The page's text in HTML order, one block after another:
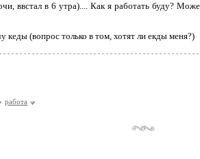
ввстал в 6 утра).... Как я работать буду?
кеды (вопрос только в том, хотят ли екды меня?)
работа